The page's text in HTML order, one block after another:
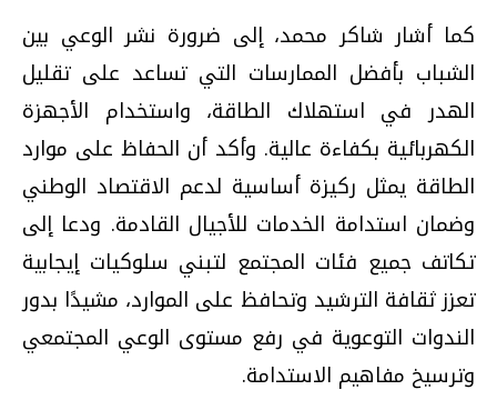
كما أشار شاكر محمد، إلى ضرورة نشر الوعي بين
الشباب بأفضل الممارسات التي تساعد على تقليل
الهدر في استهلاك الطاقة، واستخدام الأجهزة
الكهربائية بكفاءة عالية. وأكد أن الحفاظ على موارد
الطاقة يمثل ركيزة أساسية لدعم الاقتصاد الوطني
وضمان استدامة الخدمات للأجيال القادمة. ودعا إلى
تكاتف جميع فئات المجتمع لتبني سلوكيات إيجابية
تعزز ثقافة الترشيد وتحافظ على الموارد، مشيدًا بدور
الندوات التوعوية في رفع مستوى الوعي المجتمعي
وترسيخ مفاهيم الاستدامة.